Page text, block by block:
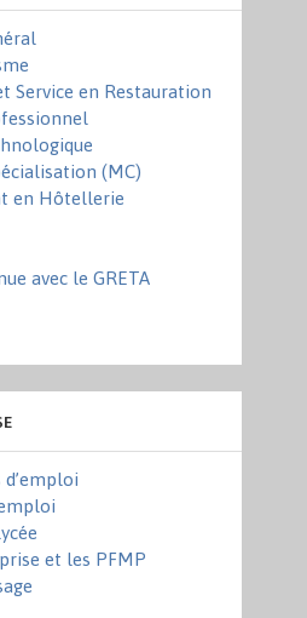
Service en Restauration
(MC)
en Hôtellerie
avec le GRETA
et les PFMP